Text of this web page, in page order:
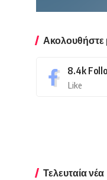
Ακολουθήστε
8.4k
Like
Τελευταία νέα